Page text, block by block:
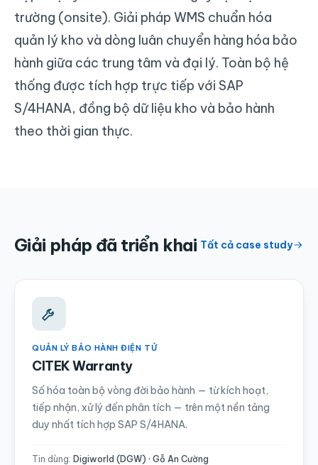
trường (onsite). Giải pháp WMS chuẩn hóa
quản lý kho và dòng luân chuyển hàng hóa bảo
hành giữa các trung tâm và đại lý. Toàn bộ hệ
thống được tích hợp trực tiếp với SAP
S/4HANA, đồng bộ dữ liệu kho và bảo hành
theo thời gian thực.
Giải pháp đã triển khai Tất cả case study
QUẢN LÝ BẢO HÀNH ĐIỆN TỬ
CITEK Warranty
Số hóa toàn bộ vòng đời bảo hành — từ kích hoạt,
tiếp nhận, xử lý đến phân tích — trên một nền tảng
duy nhất tích hợp SAP S/4HANA.
Tin dùng: Digiworld (DGW) · Gỗ An Cường